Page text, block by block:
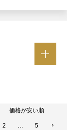
価格が安い順
2 … 5